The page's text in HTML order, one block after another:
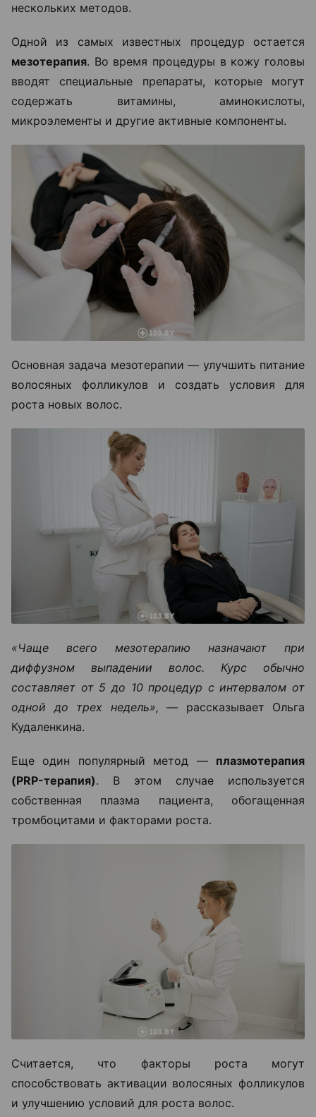
нескольких методов.
Одной из самых известных процедур остается
мезотерапия. Во время процедуры в кожу головы
вводят специальные препараты, которые могут
содержать витамины, аминокислоты,
микроэлементы и другие активные компоненты.
Основная задача мезотерапии — улучшить питание
волосяных фолликулов и создать условия для
роста новых волос.
«Чаще всего мезотерапию назначают при
диффузном выпадении волос. Курс обычно
составляет от 5 до 10 процедур с интервалом от
одной до трех недель», — рассказывает Ольга
Кудаленкина.
Еще один популярный метод — плазмотерапия
(PRP-терапия). В этом случае используется
собственная плазма пациента, обогащенная
тромбоцитами и факторами роста.
Считается, что факторы роста могут
способствовать активации волосяных фолликулов
и улучшению условий для роста волос.